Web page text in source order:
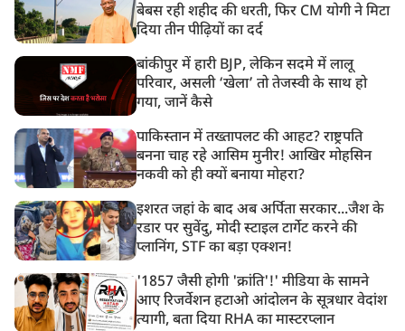
बेबस रही शहीद की धरती, फिर CM योगी ने मिटा
दिया तीन पीढ़ियों का दर्द
बांकीपुर में हारी BJP, लेकिन सदमे में लालू
परिवार, असली ‘खेला’ तो तेजस्वी के साथ हो
गया, जानें कैसे
पाकिस्तान में तख्तापलट की आहट? राष्ट्रपति
बनना चाह रहे आसिम मुनीर! आखिर मोहसिन
नकवी को ही क्यों बनाया मोहरा?
इशरत जहां के बाद अब अर्पिता सरकार...जैश के
रडार पर सुवेंदु, मोदी स्टाइल टार्गेट करने की
प्लानिंग, STF का बड़ा एक्शन!
'1857 जैसी होगी 'क्रांति'!' मीडिया के सामने
आए रिजर्वेशन हटाओ आंदोलन के सूत्रधार वेदांश
त्यागी, बता दिया RHA का मास्टरप्लान